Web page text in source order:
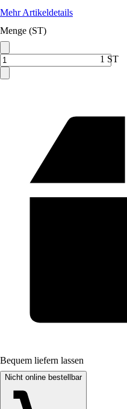
Mehr Artikeldetails
Menge (ST)
1 ST
Bequem liefern lassen
Nicht online bestellbar